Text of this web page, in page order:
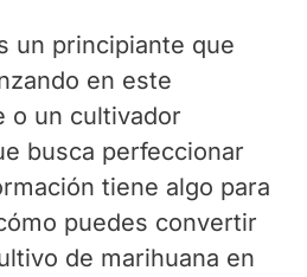
un principiante que
en este
o un cultivador
busca perfeccionar
tiene algo para
puedes convertir
de marihuana en